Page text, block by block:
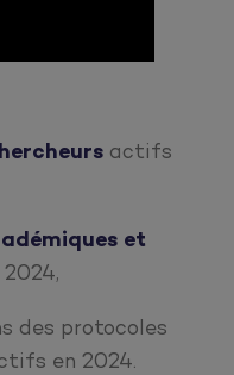
actifs
et
2024,
des protocoles
en 2024.